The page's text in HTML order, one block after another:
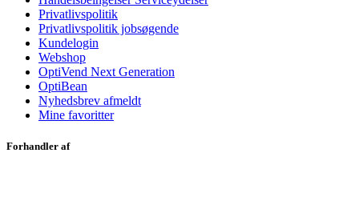
Privatlivspolitik
Privatlivspolitik jobsøgende
Kundelogin
Webshop
OptiVend Next Generation
OptiBean
Nyhedsbrev afmeldt
Mine favoritter
Forhandler af